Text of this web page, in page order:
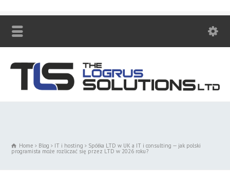
Home Blog IT i hosting Spółka LTD w UK a IT i consulting — jak polski
programista może rozliczać się przez LTD w 2026 roku?